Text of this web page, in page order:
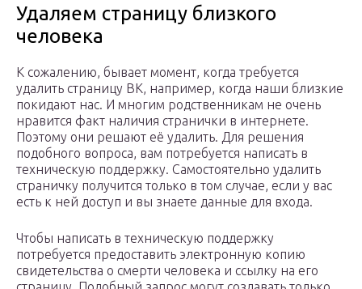
Удаляем страницу близкого
человека
К сожалению, бывает момент, когда требуется
удалить страницу ВК, например, когда наши близкие
покидают нас. И многим родственникам не очень
нравится факт наличия странички в интернете.
Поэтому они решают её удалить. Для решения
подобного вопроса, вам потребуется написать в
техническую поддержку. Самостоятельно удалить
страничку получится только в том случае, если у вас
есть к ней доступ и вы знаете данные для входа.
Чтобы написать в техническую поддержку
потребуется предоставить электронную копию
свидетельства о смерти человека и ссылку на его